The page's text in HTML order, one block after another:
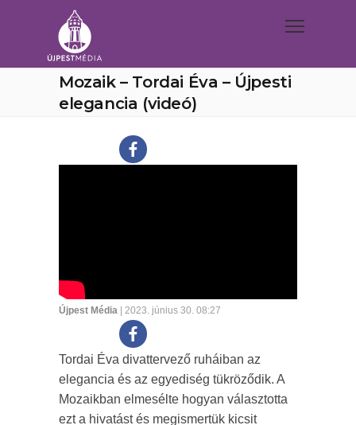
Mozaik – Tordai Éva – Újpesti
elegancia (videó)
Újpest Média | 2023. június 30. 08:27
Tordai Éva divattervező ruháiban az
elegancia és az egyediség tükröződik. A
Mozaikban elmesélte hogyan választotta
ezt a hivatást és megismertük kicsit